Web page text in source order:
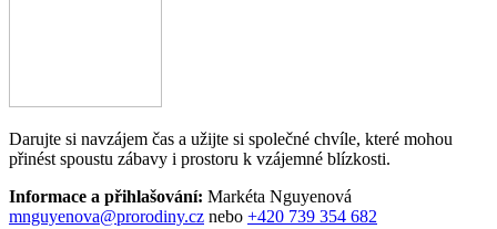
Darujte si navzájem čas a užijte si společné chvíle, které mohou
přinést spoustu zábavy i prostoru k vzájemné blízkosti.
Informace a přihlašování: Markéta Nguyenová
mnguyenova@prorodiny.cz nebo +420 739 354 682